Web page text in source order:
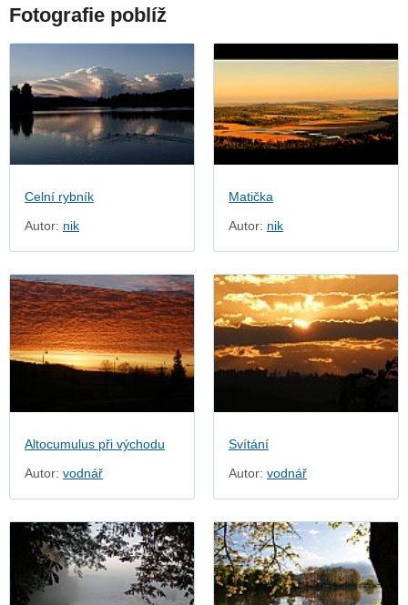
Fotografie poblíž
Celní rybník
Autor: nik
Matička
Autor: nik
Altocumulus při východu
Autor: vodnář
Svítání
Autor: vodnář